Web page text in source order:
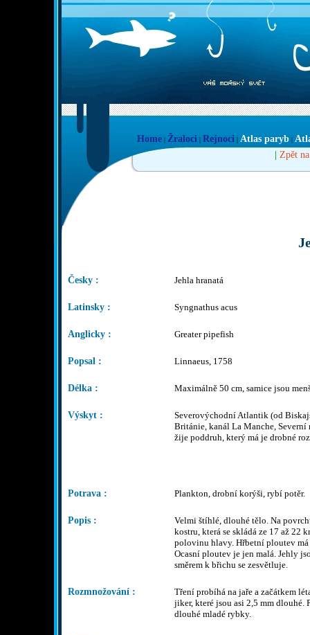
Home | Žraloci | Rejnoci | Atlas paryb |
| Zpět
Česky : Jehla hranatá
Latinsky : Syngnathus acus
Anglicky : Greater pipefish
Popsal : Linnaeus, 1758
Délka : Maximálně 50 cm, samice jsou
Výskyt :
Severovýchodní Atlantik (od
Británie, kanál La Manche, Severní
žije poddruh, který má je drobné
Potrava : Plankton, drobní korýši, rybí potěr.
Popis :
Velmi štíhlé, dlouhé tělo. Na
kostru, která se skládá ze 17 až 22
polovinu hlavy. Hřbetní ploutev
Ocasní ploutev je jen malá. Jehly
směrem k břichu se zesvětluje.
Rozmnožování :
Tření probíhá na jaře a začátkem
jiker, které jsou asi 2,5 mm dlouhé.
dlouhé mladé rybky.